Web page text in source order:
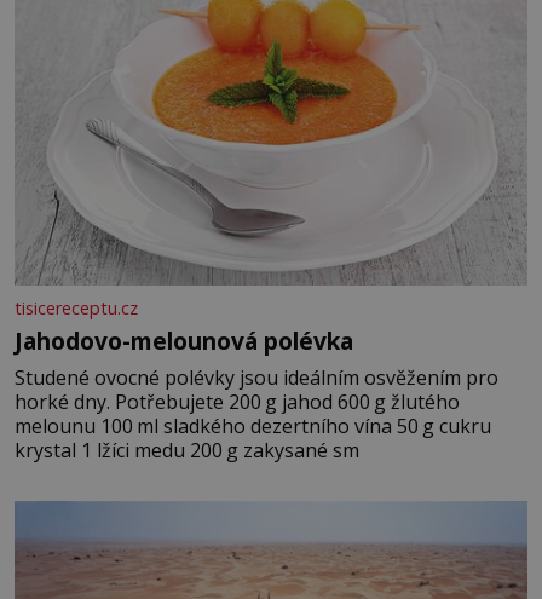
tisicereceptu.cz
Jahodovo-melounová polévka
Studené ovocné polévky jsou ideálním osvěžením pro
horké dny. Potřebujete 200 g jahod 600 g žlutého
melounu 100 ml sladkého dezertního vína 50 g cukru
krystal 1 lžíci medu 200 g zakysané sm